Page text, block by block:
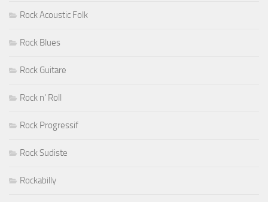
Rock Acoustic Folk
Rock Blues
Rock Guitare
Rock n' Roll
Rock Progressif
Rock Sudiste
Rockabilly